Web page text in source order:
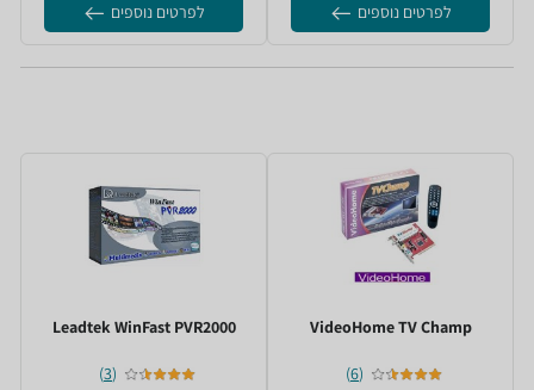
לפרטים נוספים
לפרטים נוספים
TV Champ ‏VideoHome
(
6
)
WinFast PVR2000 ‏Leadtek
(
3
)